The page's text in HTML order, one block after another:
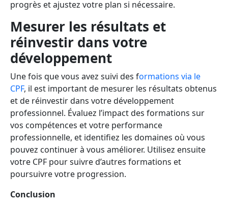
progrès et ajustez votre plan si nécessaire.
Mesurer les résultats et
réinvestir dans votre
développement
Une fois que vous avez suivi des formations via le
CPF, il est important de mesurer les résultats obtenus
et de réinvestir dans votre développement
professionnel. Évaluez l’impact des formations sur
vos compétences et votre performance
professionnelle, et identifiez les domaines où vous
pouvez continuer à vous améliorer. Utilisez ensuite
votre CPF pour suivre d’autres formations et
poursuivre votre progression.
Conclusion